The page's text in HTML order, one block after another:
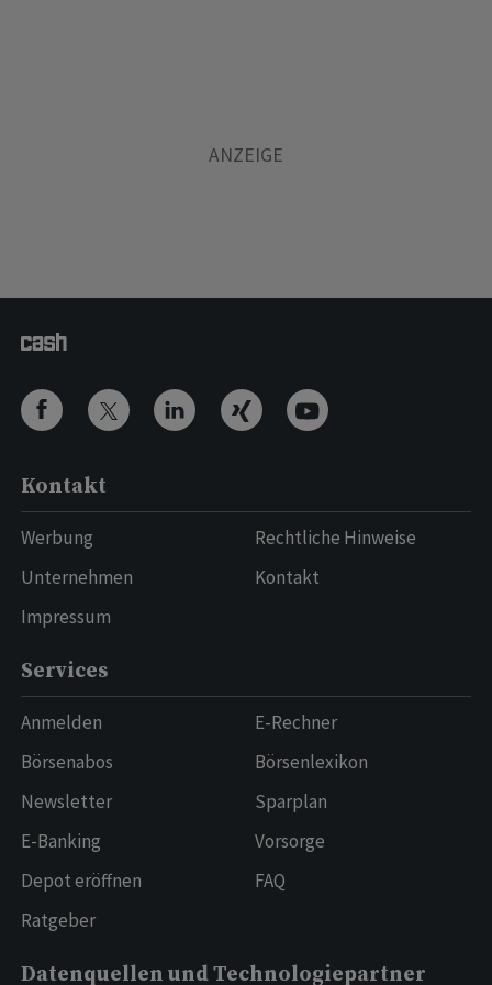
Kontakt
Werbung
Unternehmen
Impressum
Rechtliche Hinweise
Kontakt
Services
Anmelden
Börsenabos
Newsletter
E-Banking
Depot eröffnen
Ratgeber
E-Rechner
Börsenlexikon
Sparplan
Vorsorge
FAQ
Datenquellen und Technologiepartner